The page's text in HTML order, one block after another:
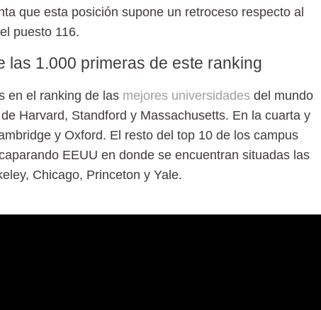
que esta posición supone un retroceso respecto al
puesto 116.
1.000 primeras de este ranking
en el ranking de las mejores universidades del mundo
Harvard, Standford y Massachusetts. En la cuarta y
y Oxford. El resto del top 10 de los campus
EEUU en donde se encuentran situadas las
Chicago, Princeton y Yale.